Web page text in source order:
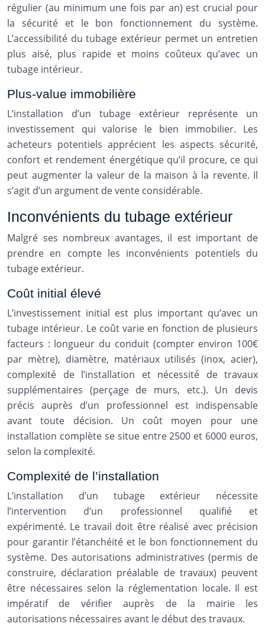
régulier (au minimum une fois par an) est crucial pour
la sécurité et le bon fonctionnement du système.
L’accessibilité du tubage extérieur permet un entretien
plus aisé, plus rapide et moins coûteux qu’avec un
tubage intérieur.
Plus-value immobilière
L’installation d’un tubage extérieur représente un
investissement qui valorise le bien immobilier. Les
acheteurs potentiels apprécient les aspects sécurité,
confort et rendement énergétique qu’il procure, ce qui
peut augmenter la valeur de la maison à la revente. Il
s’agit d’un argument de vente considérable.
Inconvénients du tubage extérieur
Malgré ses nombreux avantages, il est important de
prendre en compte les inconvénients potentiels du
tubage extérieur.
Coût initial élevé
L’investissement initial est plus important qu’avec un
tubage intérieur. Le coût varie en fonction de plusieurs
facteurs : longueur du conduit (compter environ 100€
par mètre), diamètre, matériaux utilisés (inox, acier),
complexité de l’installation et nécessité de travaux
supplémentaires (perçage de murs, etc.). Un devis
précis auprès d’un professionnel est indispensable
avant toute décision. Un coût moyen pour une
installation complète se situe entre 2500 et 6000 euros,
selon la complexité.
Complexité de l’installation
L’installation d’un tubage extérieur nécessite
l’intervention d’un professionnel qualifié et
expérimenté. Le travail doit être réalisé avec précision
pour garantir l’étanchéité et le bon fonctionnement du
système. Des autorisations administratives (permis de
construire, déclaration préalable de travaux) peuvent
être nécessaires selon la réglementation locale. Il est
impératif de vérifier auprès de la mairie les
autorisations nécessaires avant le début des travaux.